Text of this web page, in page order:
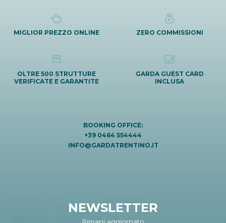
MIGLIOR PREZZO ONLINE ZERO COMMISSIONI
OLTRE 500 STRUTTURE
VERIFICATE E GARANTITE
GARDA GUEST CARD
INCLUSA
BOOKING OFFICE:
+39 0464 554444
INFO@GARDATRENTINO.IT
NEWSLETTER